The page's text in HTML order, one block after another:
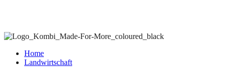
Home
Landwirtschaft